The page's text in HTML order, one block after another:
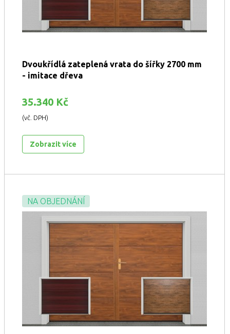
Dvoukřídlá zateplená vrata do šířky 2700 mm
- imitace dřeva
35.340 Kč
(vč. DPH)
Zobrazit více
NA OBJEDNÁNÍ